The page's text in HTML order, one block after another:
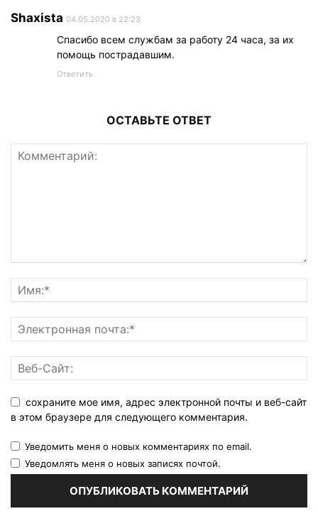
Shaxista 04.05.2020 в 22:23
Спасибо всем службам за работу 24 часа, за их
помощь пострадавшим.
Ответить
ОСТАВЬТЕ ОТВЕТ
сохраните мое имя, адрес электронной почты и веб-сайт
в этом браузере для следующего комментария.
Уведомить меня о новых комментариях по email.
Уведомлять меня о новых записях почтой.